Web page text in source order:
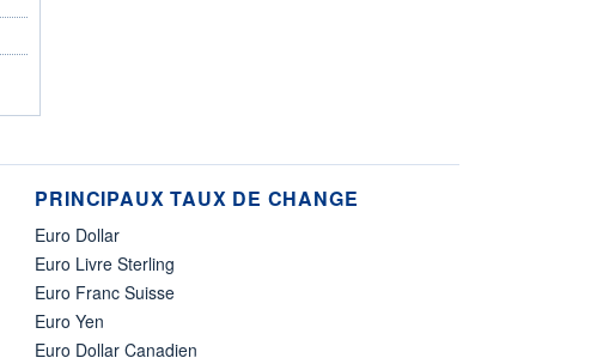
PRINCIPAUX TAUX DE CHANGE
Euro Dollar
Euro Livre Sterling
Euro Franc Suisse
Euro Yen
Euro Dollar Canadien